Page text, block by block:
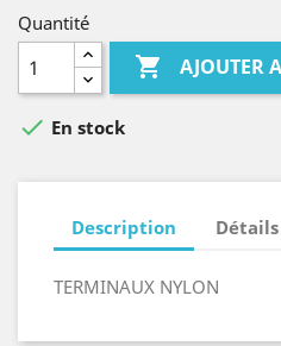
Quantité
 AJOUTER
 En stock
Description
TERMINAUX NYLON